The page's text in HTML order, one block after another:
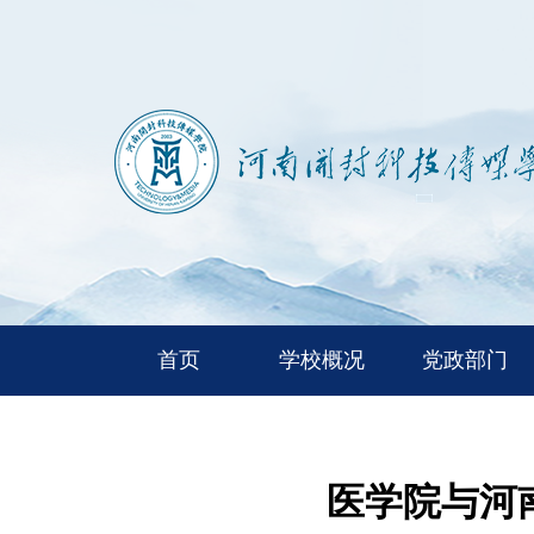
首页 学校概况 党政部门
医学院与